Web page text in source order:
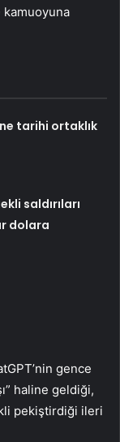
kamuoyuna
tarihi ortaklık
saldırıları
dolara
gence
haline geldiği,
pekiştirdiği ileri